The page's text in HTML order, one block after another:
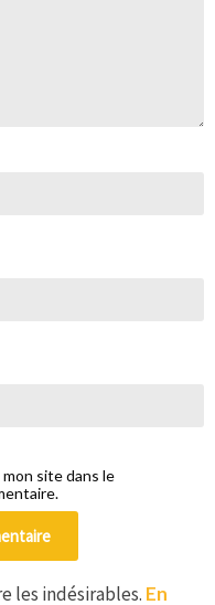
site dans le
les indésirables. En